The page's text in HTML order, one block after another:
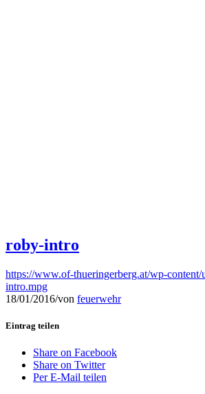
roby-intro
https://www.of-thueringerberg.at/wp-
intro.mpg
18/01/2016/von feuerwehr
Eintrag teilen
Share on Facebook
Share on Twitter
Per E-Mail teilen